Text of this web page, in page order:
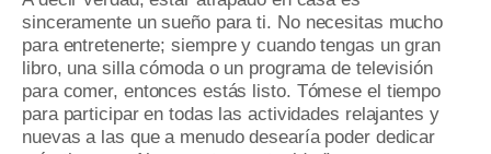
sinceramente un sueño para ti. No necesitas mucho
para entretenerte;siempre y cuando tengas un gran
libro, una silla cómoda o un programa de televisión
para comer, entonces estás listo. Tómese el tiempo
para participar en todas las actividades relajantes y
nuevas a las que a menudo desearía poder dedicar